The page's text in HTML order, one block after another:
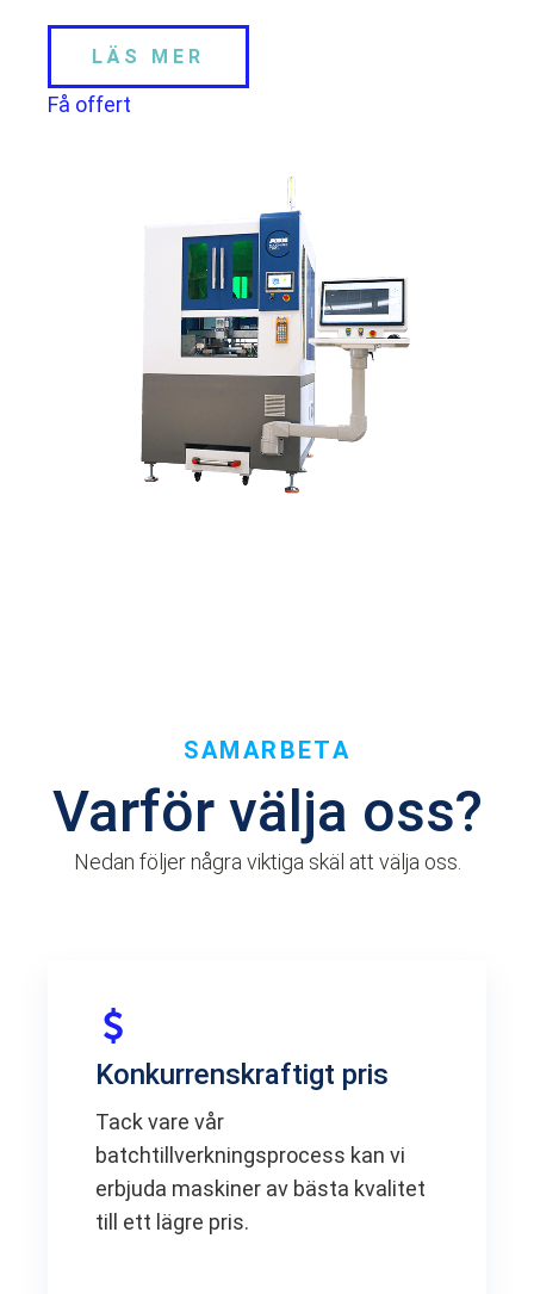
LÄS MER
Få offert
SAMARBETA
Varför välja oss?
Nedan följer några viktiga skäl att välja oss.
Konkurrenskraftigt pris
Tack vare vår
batchtillverkningsprocess kan vi
erbjuda maskiner av bästa kvalitet
till ett lägre pris.